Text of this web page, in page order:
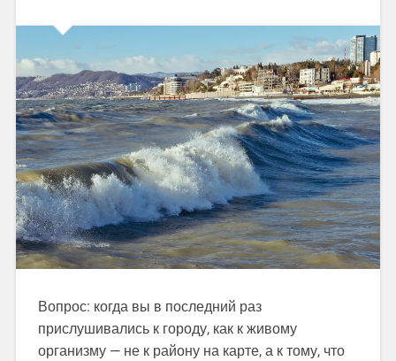
Вопрос: когда вы в последний раз
прислушивались к городу, как к живому
организму — не к району на карте, а к тому, что